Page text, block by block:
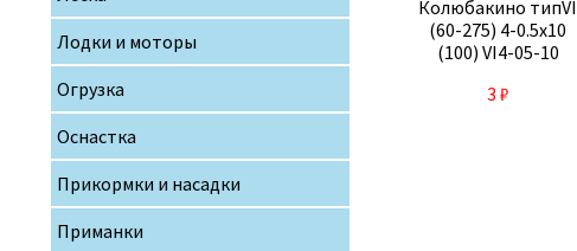
Колюбакино типVI
(60-275) 4-0.5х10
(100) VI4-05-10
3 ₽
Лодки и моторы
Огрузка
Оснастка
Прикормки и насадки
Приманки